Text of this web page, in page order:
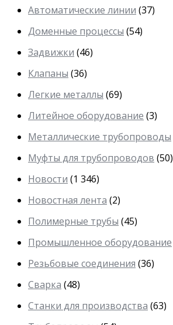
Автоматические линии (37)
Доменные процессы (54)
Задвижки (46)
Клапаны (36)
Легкие металлы (69)
Литейное оборудование (3)
Металлические трубопроводы
Муфты для трубопроводов (50)
Новости (1 346)
Новостная лента (2)
Полимерные трубы (45)
Промышленное оборудование
Резьбовые соединения (36)
Сварка (48)
Станки для производства (63)